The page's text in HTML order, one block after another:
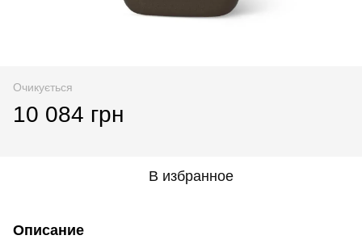
Очикується
10 084 грн
В избранное
Описание